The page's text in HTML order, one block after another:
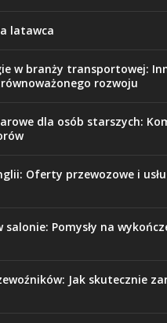
latawca
w branży transportowej:
rozwoju
dla osób starszych:
Oferty przewozowe i
salonie: Pomysły na
Jak skutecznie